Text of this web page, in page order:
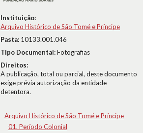
Instituição:
Arquivo Histórico de São Tomé e Príncipe
Pasta: 10133.001.046
Tipo Documental:Fotografias
Direitos:
A publicação, total ou parcial, deste documento
exige prévia autorização da entidade
detentora.
Arquivo Histórico de São Tomé e Príncipe
01. Período Colonial